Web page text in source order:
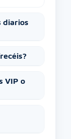
diarios
VIP o